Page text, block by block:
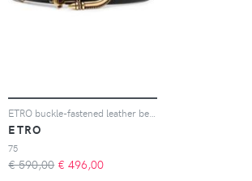
ETRO
75
€ 590,00 € 496,00